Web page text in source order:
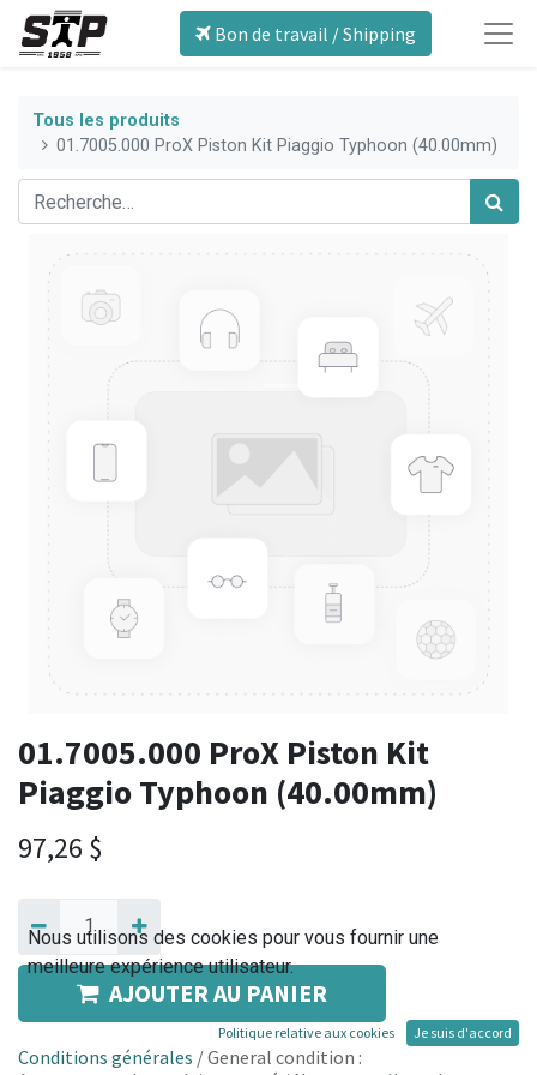
Bon de travail / Shipping
Tous les produits
01.7005.000 ProX Piston Kit Piaggio Typhoon (40.00mm)
01.7005.000 ProX Piston Kit
Piaggio Typhoon (40.00mm)
97,26 $
AJOUTER AU PANIER
Conditions générales / General condition :
Nous utilisons des cookies pour vous fournir une
meilleure expérience utilisateur.
Politique relative aux cookies Je suis d'accord